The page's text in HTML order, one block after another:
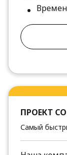
ПРОЕКТ
Самый